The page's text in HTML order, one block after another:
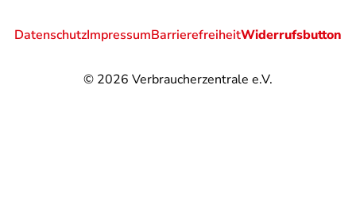
© 2026 Verbraucherzentrale e.V.
DatenschutzImpressumBarrierefreiheitWiderrufsbutton